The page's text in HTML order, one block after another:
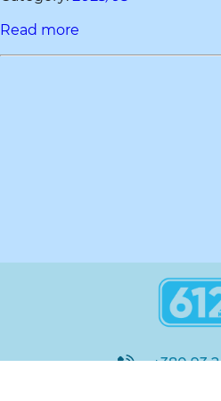
Read more
+380 93